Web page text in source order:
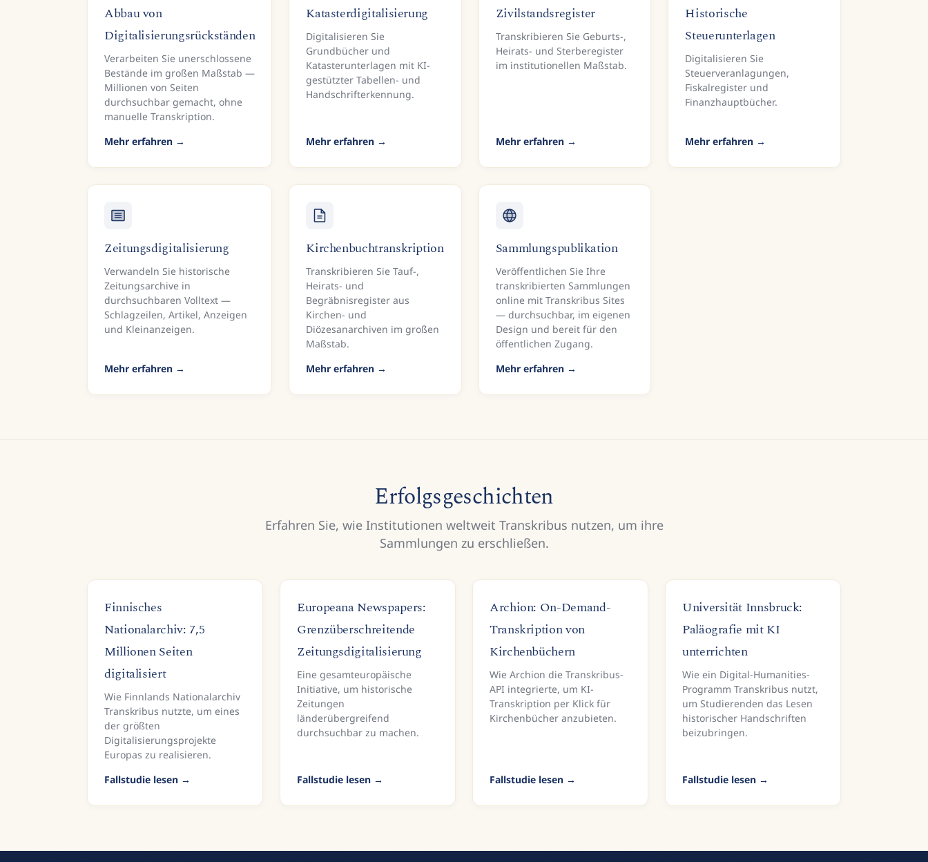
Abbau von
Digitalisierungsrückständen
Verarbeiten Sie unerschlossene
Bestände im großen Maßstab —
Millionen von Seiten
durchsuchbar gemacht, ohne
manuelle Transkription.
Mehr erfahren
Katasterdigitalisierung
Digitalisieren Sie
Grundbücher und
Katasterunterlagen mit KI-
gestützter Tabellen- und
Handschrifterkennung.
Mehr erfahren
Zivilstandsregister
Transkribieren Sie Geburts-,
Heirats- und Sterberegister
im institutionellen Maßstab.
Mehr erfahren
Historische
Steuerunterlagen
Digitalisieren Sie
Steuerveranlagungen,
Fiskalregister und
Finanzhauptbücher.
Mehr erfahren
Zeitungsdigitalisierung
Verwandeln Sie historische
Zeitungsarchive in
durchsuchbaren Volltext —
Schlagzeilen, Artikel, Anzeigen
und Kleinanzeigen.
Mehr erfahren
Kirchenbuchtranskription
Transkribieren Sie Tauf-,
Heirats- und
Begräbnisregister aus
Kirchen- und
Diözesanarchiven im großen
Maßstab.
Mehr erfahren
Sammlungspublikation
Veröffentlichen Sie Ihre
transkribierten Sammlungen
online mit Transkribus Sites
— durchsuchbar, im eigenen
Design und bereit für den
öffentlichen Zugang.
Mehr erfahren
Erfolgsgeschichten
Erfahren Sie, wie Institutionen weltweit Transkribus nutzen, um ihre
Sammlungen zu erschließen.
Finnisches
Nationalarchiv: 7,5
Millionen Seiten
digitalisiert
Wie Finnlands Nationalarchiv
Transkribus nutzte, um eines
der größten
Digitalisierungsprojekte
Europas zu realisieren.
Fallstudie lesen
Europeana Newspapers:
Grenzüberschreitende
Zeitungsdigitalisierung
Eine gesamteuropäische
Initiative, um historische
Zeitungen
länderübergreifend
durchsuchbar zu machen.
Fallstudie lesen
Archion: On-Demand-
Transkription von
Kirchenbüchern
Wie Archion die Transkribus-
API integrierte, um KI-
Transkription per Klick für
Kirchenbücher anzubieten.
Fallstudie lesen
Universität Innsbruck:
Paläografie mit KI
unterrichten
Wie ein Digital-Humanities-
Programm Transkribus nutzt,
um Studierenden das Lesen
historischer Handschriften
beizubringen.
Fallstudie lesen